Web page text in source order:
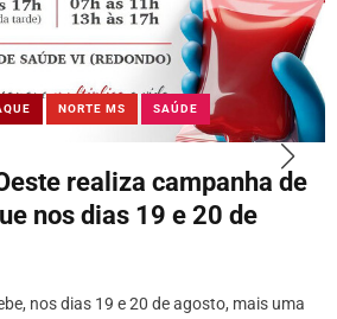
NORTE MS SAÚDE
realiza campanha de
nos dias 19 e 20 de
nos dias 19 e 20 de agosto, mais uma